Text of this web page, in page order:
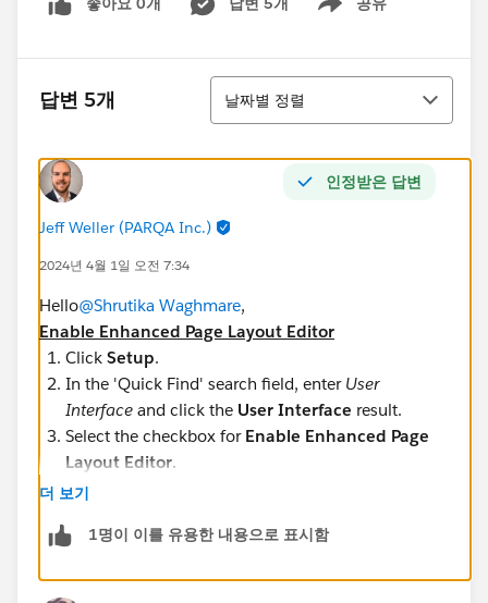
Show menu
답변 5개
정렬
날짜별 정렬
인정받은 답변
Jeff Weller (PARQA Inc.)
2024년 4월 1일 오전 7:34
Hello@Shrutika Waghmare,
Enable Enhanced Page Layout Editor
Click Setup.
In the 'Quick Find' search field, enter User
Interface and click the User Interface result.
Select the checkbox for Enable Enhanced Page
Layout Editor.
Click
https://help.salesforce.com/s/articleView?
id=000384259&type=1
더 보기
1명이 이를 유용한 내용으로 표시함